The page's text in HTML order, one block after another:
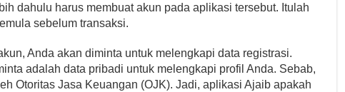
dahulu harus membuat akun pada aplikasi tersebut. Itulah
sebelum transaksi.
Anda akan diminta untuk melengkapi data registrasi.
adalah data pribadi untuk melengkapi profil Anda. Sebab,
Otoritas Jasa Keuangan (OJK). Jadi, aplikasi Ajaib apakah